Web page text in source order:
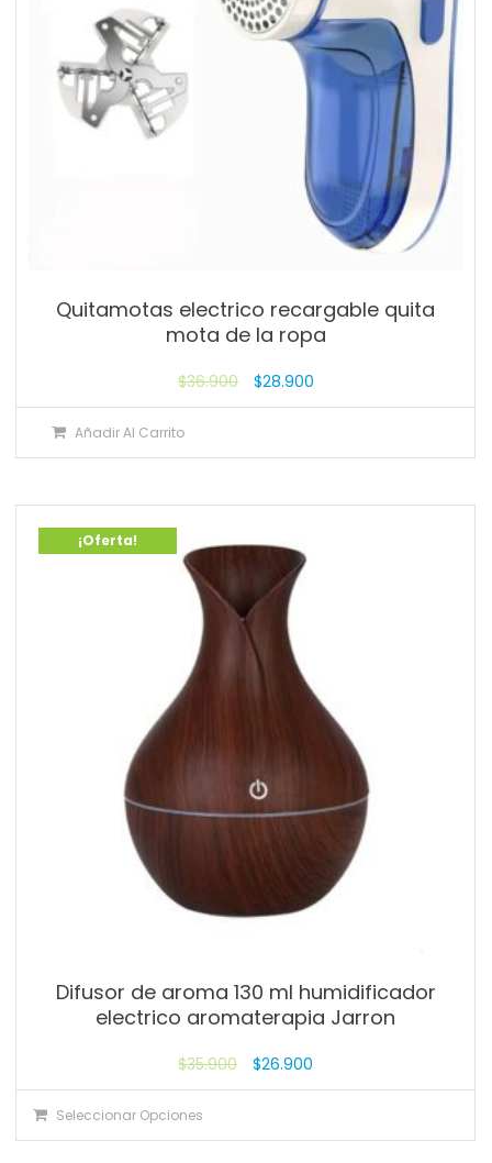
Quitamotas electrico recargable quita
mota de la ropa
$36.900 $28.900
Añadir Al Carrito
¡Oferta!
Difusor de aroma 130 ml humidificador
electrico aromaterapia Jarron
$35.900 $26.900
Seleccionar Opciones